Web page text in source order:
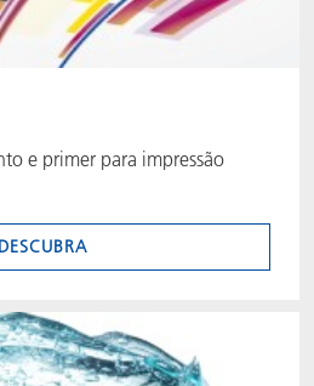
e primer para impressão
DESCUBRA